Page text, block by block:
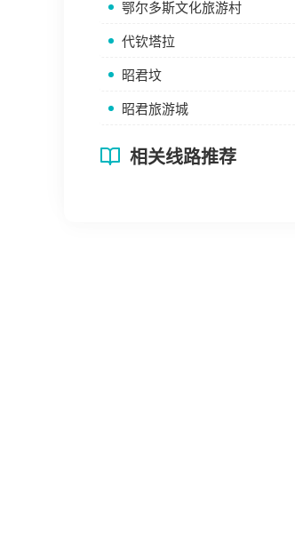
鄂尔多斯文化旅游村
代钦塔拉
昭君坟
昭君旅游城
相关线路推荐